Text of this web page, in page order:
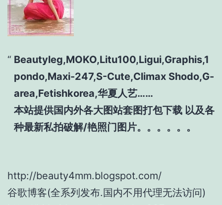
Beautyleg,MOKO,Litu100,Ligui,Graphis,1
pondo,Maxi-247,S-Cute,Climax Shodo,G-
area,Fetishkorea,华夏人艺……
本站提供国内外各大图站套图打包下载 以及各
种最新私拍破解/艳照门图片。。。。。。
http://beauty4mm.blogspot.com/
谷歌博客(全系列发布.国内不用代理无法访问)